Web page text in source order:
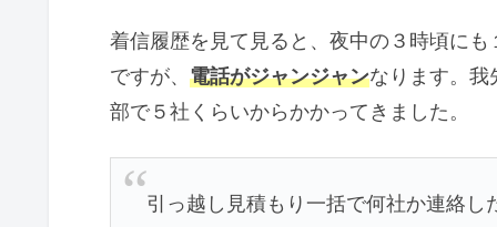
着信履歴を見て見ると、夜中の３時頃に
ですが、 電話がジャンジャンなります。我
部で５社くらいからかかってきました。
引っ越し見積もり一括で何社か連絡